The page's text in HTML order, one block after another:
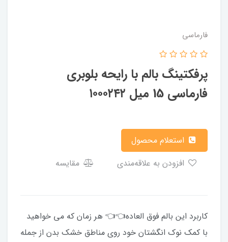
فارماسی
پرفکتینگ بالم با رایحه بلوبری
فارماسی 15 میل ۱۰۰۰۲۴۲
مقایسه
کاربرد این بالم فوق العاده👈👈 هر زمان که می خواهید
با کمک نوک انگشتان خود روی مناطق خشک بدن از جمله